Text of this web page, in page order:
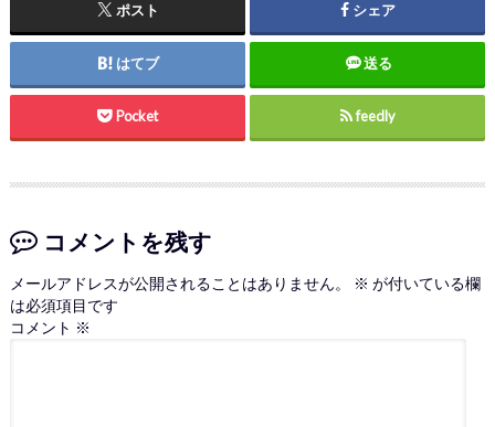
ポスト シェア
はてブ 送る
Pocket feedly
コメントを残す
メールアドレスが公開されることはありません。 ※ が付いている欄
は必須項目です
コメント ※